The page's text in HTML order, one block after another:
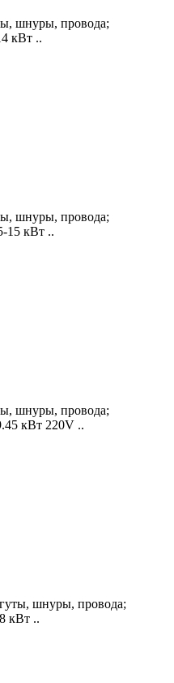
шнуры, провода;
кВт ..
шнуры, провода;
15 кВт ..
шнуры, провода;
кВт 220V ..
шнуры, провода;
кВт ..